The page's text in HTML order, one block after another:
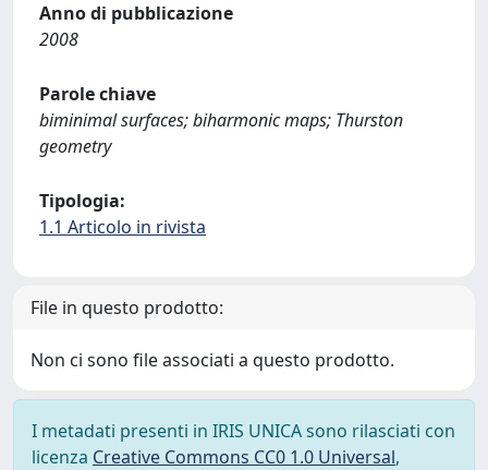
Anno di pubblicazione
2008
Parole chiave
biminimal surfaces; biharmonic maps; Thurston
geometry
Tipologia:
1.1 Articolo in rivista
File in questo prodotto:
Non ci sono file associati a questo prodotto.
I metadati presenti in IRIS UNICA sono rilasciati con
licenza Creative Commons CC0 1.0 Universal,